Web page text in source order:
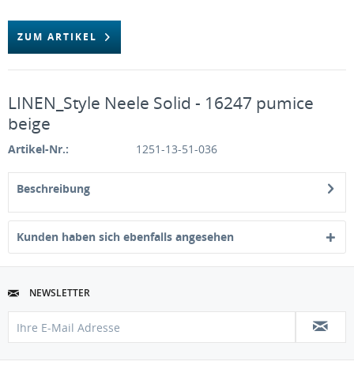
ZUM ARTIKEL
LINEN_Style Neele Solid - 16247 pumice
beige
Artikel-Nr.: 1251-13-51-036
Beschreibung
Kunden haben sich ebenfalls angesehen
NEWSLETTER